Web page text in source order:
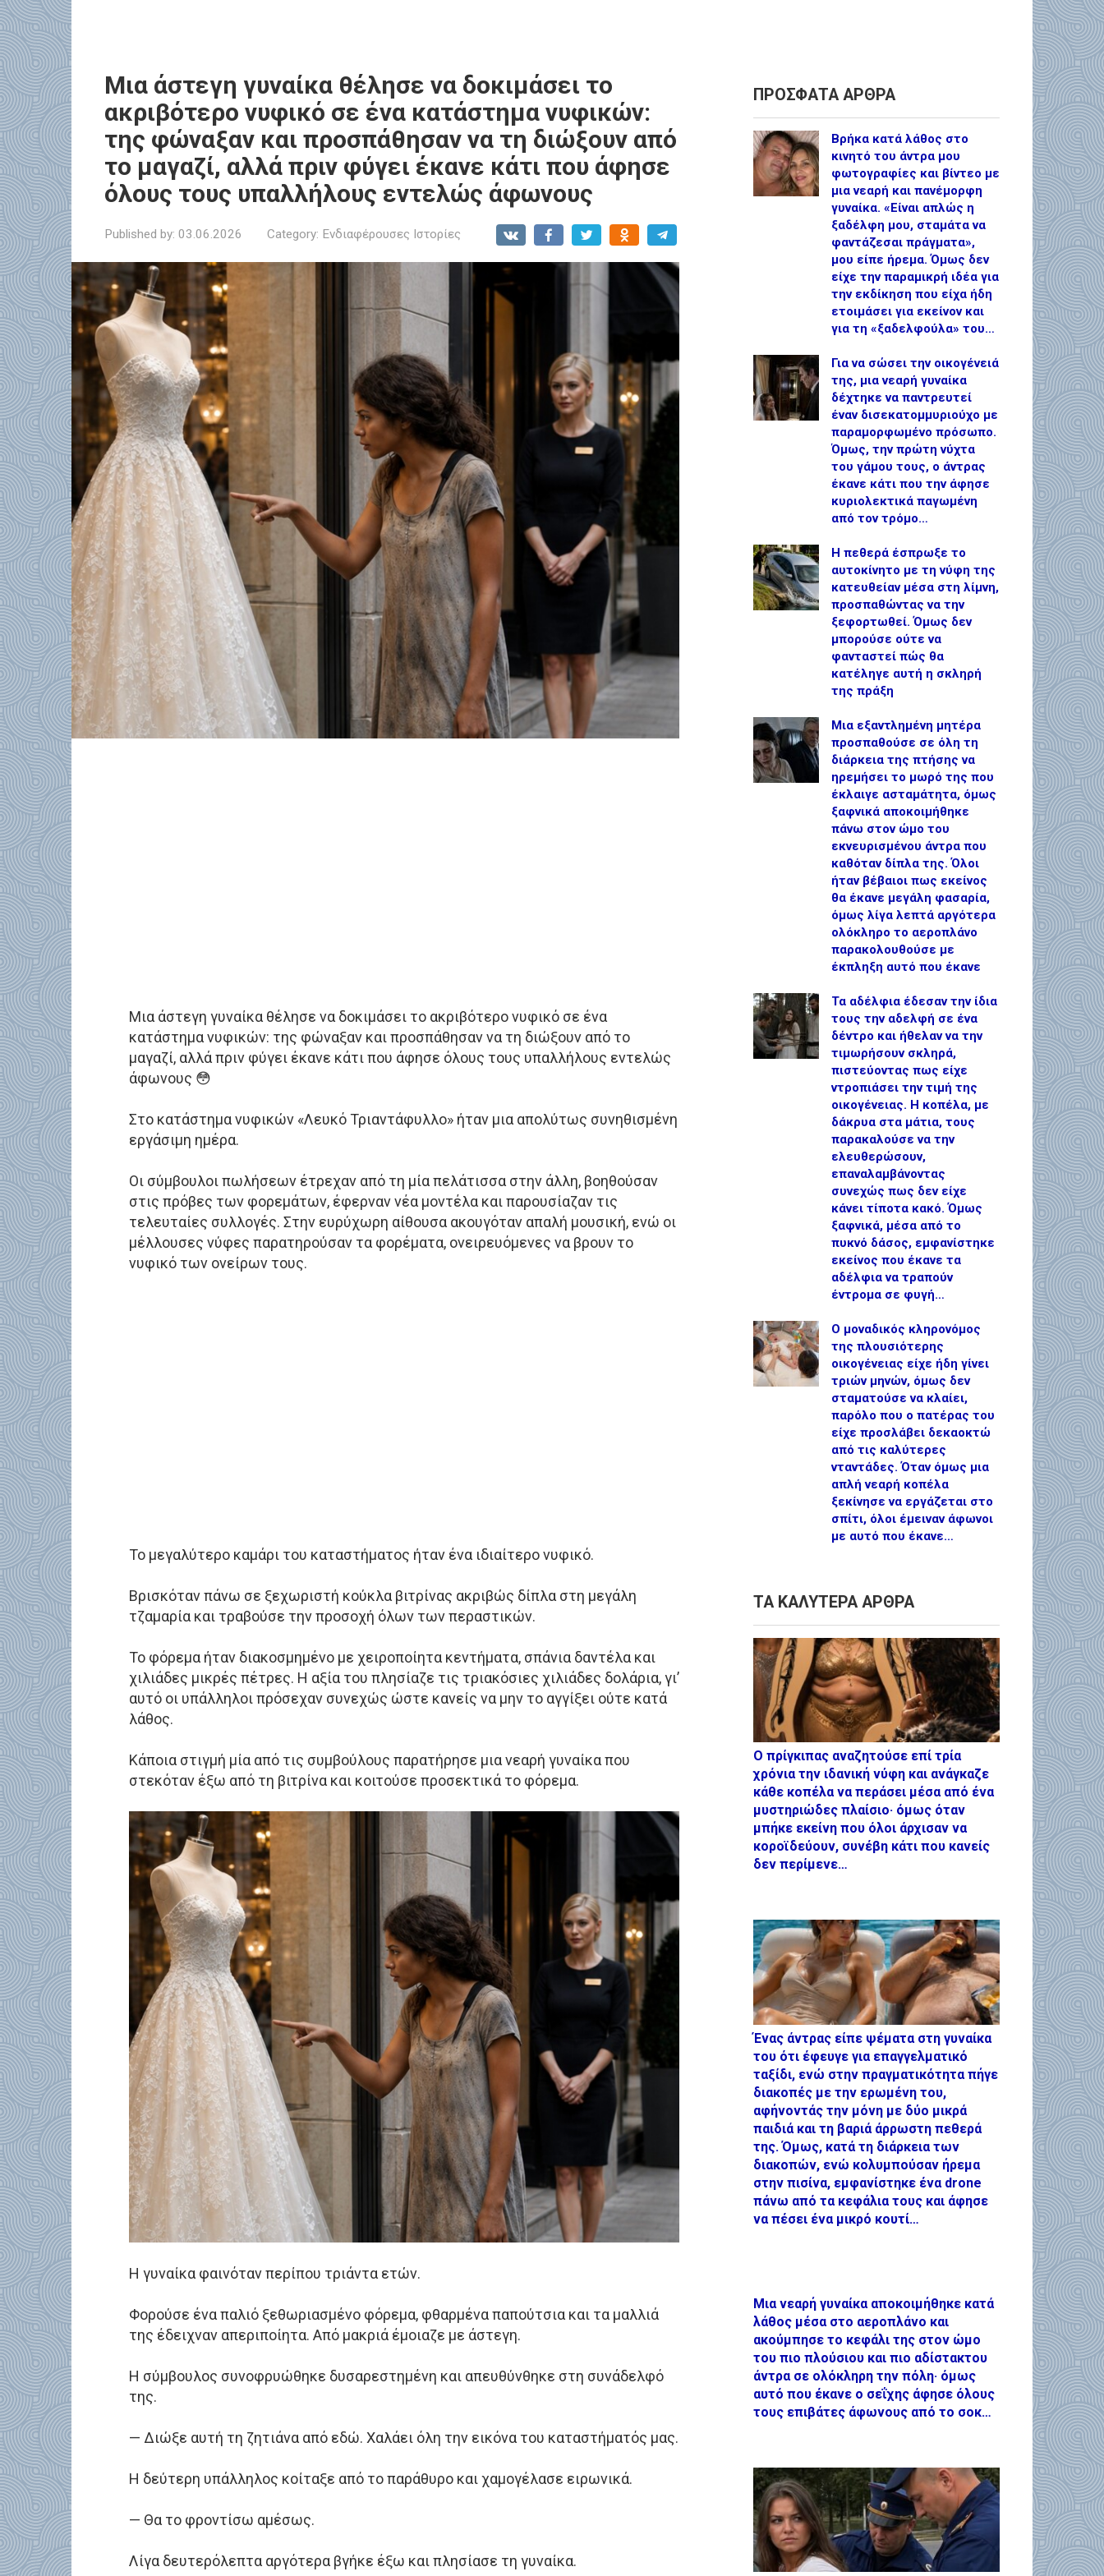
Μια άστεγη γυναίκα θέλησε να δοκιμάσει το
ακριβότερο νυφικό σε ένα κατάστημα νυφικών:
της φώναξαν και προσπάθησαν να τη διώξουν από
το μαγαζί, αλλά πριν φύγει έκανε κάτι που άφησε
όλους τους υπαλλήλους εντελώς άφωνους
Published by: 03.06.2026 Category: Ενδιαφέρουσες Ιστορίες
Μια άστεγη γυναίκα θέλησε να δοκιμάσει το ακριβότερο νυφικό σε ένα
κατάστημα νυφικών: της φώναξαν και προσπάθησαν να τη διώξουν από το
μαγαζί, αλλά πριν φύγει έκανε κάτι που άφησε όλους τους υπαλλήλους εντελώς
άφωνους 😳
Στο κατάστημα νυφικών «Λευκό Τριαντάφυλλο» ήταν μια απολύτως συνηθισμένη
εργάσιμη ημέρα.
Οι σύμβουλοι πωλήσεων έτρεχαν από τη μία πελάτισσα στην άλλη, βοηθούσαν
στις πρόβες των φορεμάτων, έφερναν νέα μοντέλα και παρουσίαζαν τις
τελευταίες συλλογές. Στην ευρύχωρη αίθουσα ακουγόταν απαλή μουσική, ενώ οι
μέλλουσες νύφες παρατηρούσαν τα φορέματα, ονειρευόμενες να βρουν το
νυφικό των ονείρων τους.
Το μεγαλύτερο καμάρι του καταστήματος ήταν ένα ιδιαίτερο νυφικό.
Βρισκόταν πάνω σε ξεχωριστή κούκλα βιτρίνας ακριβώς δίπλα στη μεγάλη
τζαμαρία και τραβούσε την προσοχή όλων των περαστικών.
Το φόρεμα ήταν διακοσμημένο με χειροποίητα κεντήματα, σπάνια δαντέλα και
χιλιάδες μικρές πέτρες. Η αξία του πλησίαζε τις τριακόσιες χιλιάδες δολάρια, γι’
αυτό οι υπάλληλοι πρόσεχαν συνεχώς ώστε κανείς να μην το αγγίξει ούτε κατά
λάθος.
Κάποια στιγμή μία από τις συμβούλους παρατήρησε μια νεαρή γυναίκα που
στεκόταν έξω από τη βιτρίνα και κοιτούσε προσεκτικά το φόρεμα.
Η γυναίκα φαινόταν περίπου τριάντα ετών.
Φορούσε ένα παλιό ξεθωριασμένο φόρεμα, φθαρμένα παπούτσια και τα μαλλιά
της έδειχναν απεριποίητα. Από μακριά έμοιαζε με άστεγη.
Η σύμβουλος συνοφρυώθηκε δυσαρεστημένη και απευθύνθηκε στη συνάδελφό
της.
— Διώξε αυτή τη ζητιάνα από εδώ. Χαλάει όλη την εικόνα του καταστήματός μας.
Η δεύτερη υπάλληλος κοίταξε από το παράθυρο και χαμογέλασε ειρωνικά.
— Θα το φροντίσω αμέσως.
Λίγα δευτερόλεπτα αργότερα βγήκε έξω και πλησίασε τη γυναίκα.
ΠΡΟΣΦΑΤΑ ΑΡΘΡΑ
Βρήκα κατά λάθος στο
κινητό του άντρα μου
φωτογραφίες και βίντεο με
μια νεαρή και πανέμορφη
γυναίκα. «Είναι απλώς η
ξαδέλφη μου, σταμάτα να
φαντάζεσαι πράγματα»,
μου είπε ήρεμα. Όμως δεν
είχε την παραμικρή ιδέα για
την εκδίκηση που είχα ήδη
ετοιμάσει για εκείνον και
για τη «ξαδελφούλα» του…
Για να σώσει την οικογένειά
της, μια νεαρή γυναίκα
δέχτηκε να παντρευτεί
έναν δισεκατομμυριούχο με
παραμορφωμένο πρόσωπο.
Όμως, την πρώτη νύχτα
του γάμου τους, ο άντρας
έκανε κάτι που την άφησε
κυριολεκτικά παγωμένη
από τον τρόμο…
Η πεθερά έσπρωξε το
αυτοκίνητο με τη νύφη της
κατευθείαν μέσα στη λίμνη,
προσπαθώντας να την
ξεφορτωθεί. Όμως δεν
μπορούσε ούτε να
φανταστεί πώς θα
κατέληγε αυτή η σκληρή
της πράξη
Μια εξαντλημένη μητέρα
προσπαθούσε σε όλη τη
διάρκεια της πτήσης να
ηρεμήσει το μωρό της που
έκλαιγε ασταμάτητα, όμως
ξαφνικά αποκοιμήθηκε
πάνω στον ώμο του
εκνευρισμένου άντρα που
καθόταν δίπλα της. Όλοι
ήταν βέβαιοι πως εκείνος
θα έκανε μεγάλη φασαρία,
όμως λίγα λεπτά αργότερα
ολόκληρο το αεροπλάνο
παρακολουθούσε με
έκπληξη αυτό που έκανε
Τα αδέλφια έδεσαν την ίδια
τους την αδελφή σε ένα
δέντρο και ήθελαν να την
τιμωρήσουν σκληρά,
πιστεύοντας πως είχε
ντροπιάσει την τιμή της
οικογένειας. Η κοπέλα, με
δάκρυα στα μάτια, τους
παρακαλούσε να την
ελευθερώσουν,
επαναλαμβάνοντας
συνεχώς πως δεν είχε
κάνει τίποτα κακό. Όμως
ξαφνικά, μέσα από το
πυκνό δάσος, εμφανίστηκε
εκείνος που έκανε τα
αδέλφια να τραπούν
έντρομα σε φυγή…
Ο μοναδικός κληρονόμος
της πλουσιότερης
οικογένειας είχε ήδη γίνει
τριών μηνών, όμως δεν
σταματούσε να κλαίει,
παρόλο που ο πατέρας του
είχε προσλάβει δεκαοκτώ
από τις καλύτερες
νταντάδες. Όταν όμως μια
απλή νεαρή κοπέλα
ξεκίνησε να εργάζεται στο
σπίτι, όλοι έμειναν άφωνοι
με αυτό που έκανε…
ΤΑ ΚΑΛΥΤΕΡΑ ΑΡΘΡΑ
Ο πρίγκιπας αναζητούσε επί τρία
χρόνια την ιδανική νύφη και ανάγκαζε
κάθε κοπέλα να περάσει μέσα από ένα
μυστηριώδες πλαίσιο· όμως όταν
μπήκε εκείνη που όλοι άρχισαν να
κοροϊδεύουν, συνέβη κάτι που κανείς
δεν περίμενε…
Ένας άντρας είπε ψέματα στη γυναίκα
του ότι έφευγε για επαγγελματικό
ταξίδι, ενώ στην πραγματικότητα πήγε
διακοπές με την ερωμένη του,
αφήνοντάς την μόνη με δύο μικρά
παιδιά και τη βαριά άρρωστη πεθερά
της. Όμως, κατά τη διάρκεια των
διακοπών, ενώ κολυμπούσαν ήρεμα
στην πισίνα, εμφανίστηκε ένα drone
πάνω από τα κεφάλια τους και άφησε
να πέσει ένα μικρό κουτί…
Μια νεαρή γυναίκα αποκοιμήθηκε κατά
λάθος μέσα στο αεροπλάνο και
ακούμπησε το κεφάλι της στον ώμο
του πιο πλούσιου και πιο αδίστακτου
άντρα σε ολόκληρη την πόλη· όμως
αυτό που έκανε ο σεΐχης άφησε όλους
τους επιβάτες άφωνους από το σοκ…